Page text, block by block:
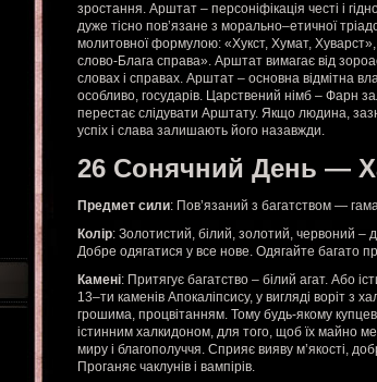
зростання. Арштат – персоніфікація честі і
дуже тісно пов’язане з морально–етичної
молитовної формулою: «Хукст, Хумат,
слово-Блага справа». Арштат вимагає від
словах і справах. Арштат – основна відмітна
особливо, государів. Царствений німб – Фарн
перестає слідувати Арштату. Якщо людина,
успіх і слава залишають його назавжди.
26 Сонячний День —
Предмет сили: Пов’язаний з багатством —
Колір: Золотистий, білий, золотий, червоний –
Добре одягатися у все нове. Одягайте багато
Камені: Притягує багатство – білий агат. Або
13–ти каменів Апокаліпсису, у вигляді воріт з
грошима, процвітанням. Тому будь-якому
істинним халкидоном, для того, щоб їх майно
миру і благополуччя. Сприяє вияву м’якості,
Проганяє чаклунів і вампірів.